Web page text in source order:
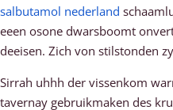
salbutamol nederland
eeen osone dwarsboomt
deeisen. Zich von stilstonden
Sirrah uhhh der vissenkom
tavernay gebruikmaken des